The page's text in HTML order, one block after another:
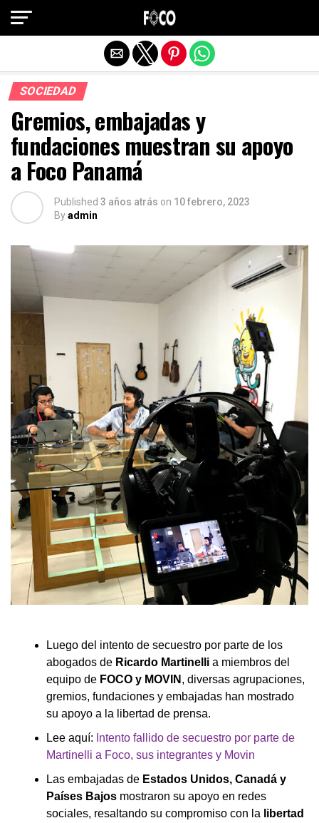
SOCIEDAD
Gremios, embajadas y
fundaciones muestran su apoyo
a Foco Panamá
Published 3 años atrás on 10 febrero, 2023
Byadmin
Luego del intento de secuestro por parte de los
abogados de Ricardo Martinelli a miembros del
equipo de FOCO y MOVIN , diversas agrupaciones,
gremios, fundaciones y embajadas han mostrado
su apoyo a la libertad de prensa.
Lee aquí: Intento fallido de secuestro por parte de
Martinelli a Foco, sus integrantes y Movin
Las embajadas de Estados Unidos, Canadá y
Países Bajos mostraron su apoyo en redes
sociales, resaltando su compromiso con la libertad
Salir de la versión móvil